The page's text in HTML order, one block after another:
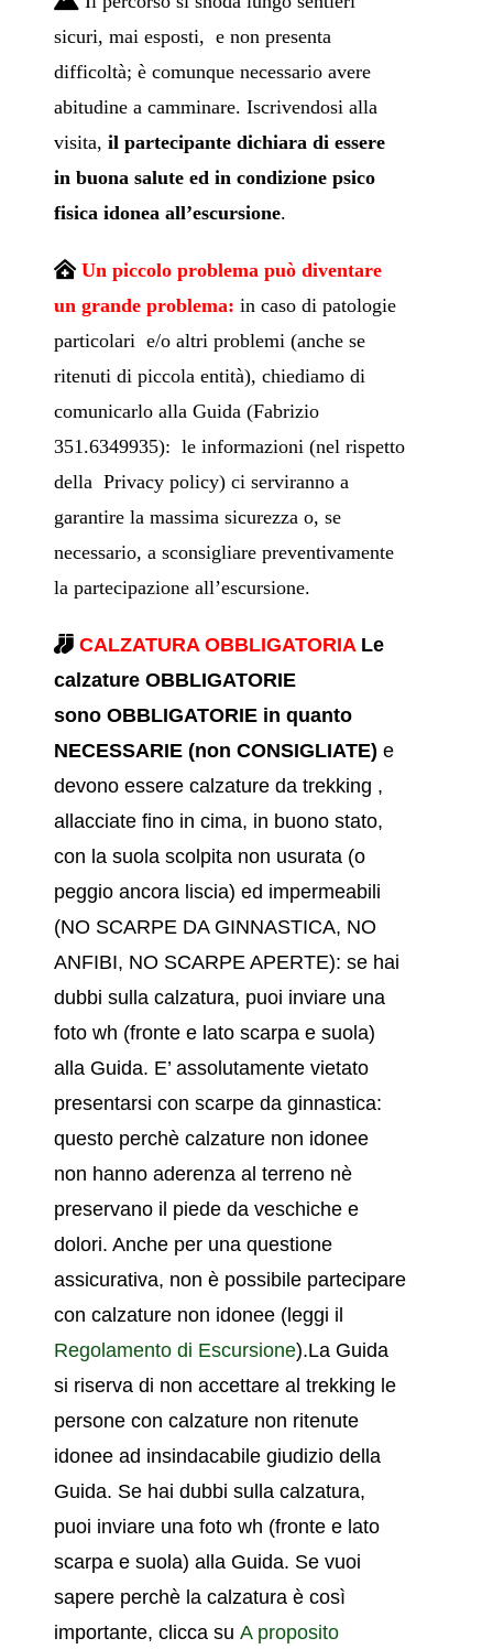
sicuri, mai esposti, e non presenta
difficoltà; è comunque necessario avere
abitudine a camminare. Iscrivendosi alla
visita,il partecipante dichiara di essere
in buona salute ed in condizione psico
fisica idonea all’escursione.
Un piccolo problema può diventare
un grande problema: in caso di patologie
particolari e/o altri problemi (anche se
ritenuti di piccola entità), chiediamo di
comunicarlo alla Guida (Fabrizio
351.6349935): le informazioni (nel rispetto
della Privacy policy) ci serviranno a
garantire la massima sicurezza o, se
necessario, a sconsigliare preventivamente
la partecipazione all’escursione.
CALZATURA OBBLIGATORIA Le
calzature OBBLIGATORIE
sono OBBLIGATORIE in quanto
NECESSARIE (non CONSIGLIATE) e
devono essere calzature da trekking ,
allacciate fino in cima, in buono stato,
con la suola scolpita non usurata (o
peggio ancora liscia) ed impermeabili
(NO SCARPE DA GINNASTICA, NO
ANFIBI, NO SCARPE APERTE): se hai
dubbi sulla calzatura, puoi inviare una
foto wh (fronte e lato scarpa e suola)
alla Guida. E’ assolutamente vietato
presentarsi con scarpe da ginnastica:
questo perchè calzature non idonee
non hanno aderenza al terreno nè
preservano il piede da veschiche e
dolori. Anche per una questione
assicurativa, non è possibile partecipare
con calzature non idonee (leggi il
Regolamento di Escursione).La Guida
si riserva di non accettare al trekking le
persone con calzature non ritenute
idonee ad insindacabile giudizio della
Guida. Se hai dubbi sulla calzatura,
puoi inviare una foto wh (fronte e lato
scarpa e suola) alla Guida. Se vuoi
sapere perchè la calzatura è così
importante, clicca suA proposito